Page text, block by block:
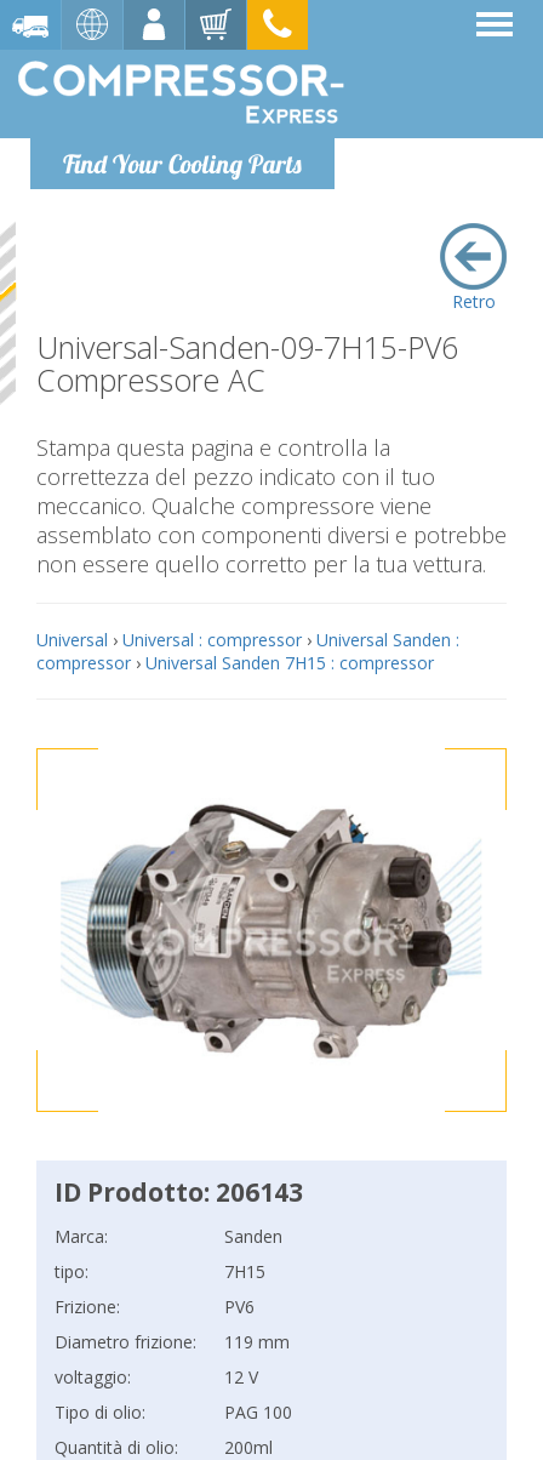
Find Your Cooling Parts
Retro
Universal-Sanden-09-7H15-PV6
Compressore AC
Stampa questa pagina e controlla la
correttezza del pezzo indicato con il tuo
meccanico. Qualche compressore viene
assemblato con componenti diversi e potrebbe
non essere quello corretto per la tua vettura.
Universal › Universal : compressor › Universal Sanden :
compressor › Universal Sanden 7H15 : compressor
ID Prodotto: 206143
Marca:
Sanden
tipo:
7H15
Frizione:
PV6
Diametro frizione:
119 mm
voltaggio:
12 V
Tipo di olio:
PAG 100
Quantità di olio:
200ml